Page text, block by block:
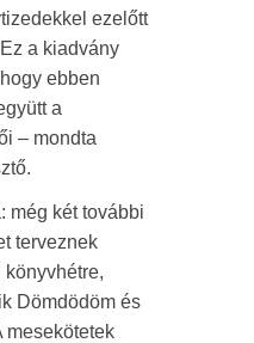
ezelőtt
a kiadvány
ebben
a
– mondta
még két további
terveznek
Dömdödöm és
mesekötetek